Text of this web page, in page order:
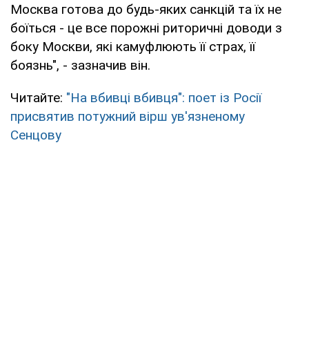
Москва готова до будь-яких санкцій та їх не
боїться - це все порожні риторичні доводи з
боку Москви, які камуфлюють її страх, її
боязнь", - зазначив він.
Читайте: "На вбивці вбивця": поет із Росії
присвятив потужний вірш ув'язненому
Сенцову